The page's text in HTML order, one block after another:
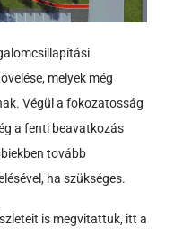
melyek még
Végül a fokozatosság
a fenti beavatkozás
tovább
ha szükséges.
is megvitattuk, itt a